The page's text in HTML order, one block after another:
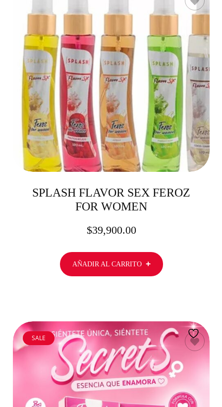
SPLASH FLAVOR SEX FEROZ
FOR WOMEN
$39,900.00
AÑADIR AL CARRITO
SALE